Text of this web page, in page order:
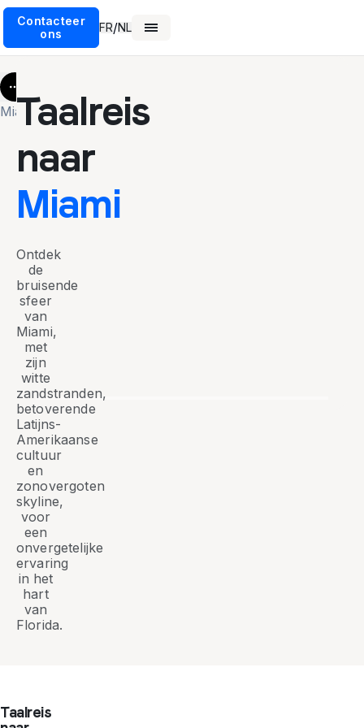
Contacteer
ons
FR/NL
More
MiamiTaalreis
naar
Miami
Ontdek
de
bruisende
sfeer
van
Miami,
met
zijn
witte
zandstranden,
betoverende
Latijns-
Amerikaanse
cultuur
en
zonovergoten
skyline,
voor
een
onvergetelijke
ervaring
in het
hart
van
Florida.
Taalreis